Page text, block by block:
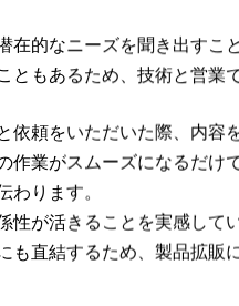
的なニーズを聞き出すこ
もあるため、技術と営業
頼をいただいた際、内容
業がスムーズになるだけで
わります。
が活きることを実感してい
直結するため、製品拡販